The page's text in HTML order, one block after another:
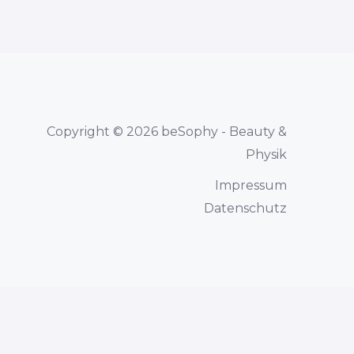
Copyright © 2026 beSophy - Beauty &
Physik
Impressum
Datenschutz